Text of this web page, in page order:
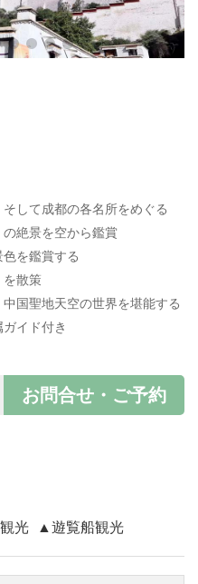
して成都の各名所をめぐる
絶景を空から鑑賞
を鑑賞する
を散策
国聖地天空の世界を堪能する
イド付き
お問合せ・ご予約
光 ▲遊覧船観光